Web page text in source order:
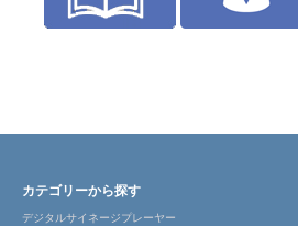
カテゴリーから探す
デジタルサイネージプレーヤー